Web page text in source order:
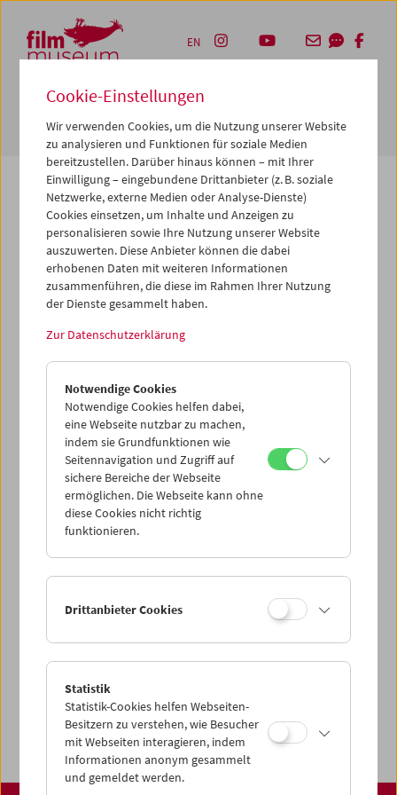
Zum Inhalt
Zum Hauptmenü
Zur Servicenavigation
Zum Suche
EN
Die von Ihnen angeforderte Seite konnte nicht
gefunden werden.
Gründe dafür könnten sein, dass Sie eine falsche oder
veraltete URL aufgerufen haben – bitte überprüfen Sie
Seite archiviert, verschoben oder umbenannt.
Vielleicht können Sie den von Ihnen gewünschten Inhalt
über unsere Startseite finden:
www.filmmuseum.at
Share on
Spielplan
Regelmäßige Programme
Programmarchiv
Ticketinformationen
Cookie-Einstellungen
Wir verwenden Cookies, um die Nutzung unserer Website
zu analysieren und Funktionen für soziale Medien
bereitzustellen. Darüber hinaus können – mit Ihrer
Einwilligung – eingebundene Drittanbieter (z. B. soziale
Netzwerke, externe Medien oder Analyse-Dienste)
Cookies einsetzen, um Inhalte und Anzeigen zu
personalisieren sowie Ihre Nutzung unserer Website
auszuwerten. Diese Anbieter können die dabei
erhobenen Daten mit weiteren Informationen
zusammenführen, die diese im Rahmen Ihrer Nutzung
der Dienste gesammelt haben.
Zur Datenschutzerklärung
Notwendige Cookies
Notwendige Cookies helfen dabei,
eine Webseite nutzbar zu machen,
indem sie Grundfunktionen wie
Seitennavigation und Zugriff auf
sichere Bereiche der Webseite
ermöglichen. Die Webseite kann ohne
diese Cookies nicht richtig
funktionieren.
Drittanbieter Cookies
Statistik
Statistik-Cookies helfen Webseiten-
Besitzern zu verstehen, wie Besucher
mit Webseiten interagieren, indem
Informationen anonym gesammelt
und gemeldet werden.